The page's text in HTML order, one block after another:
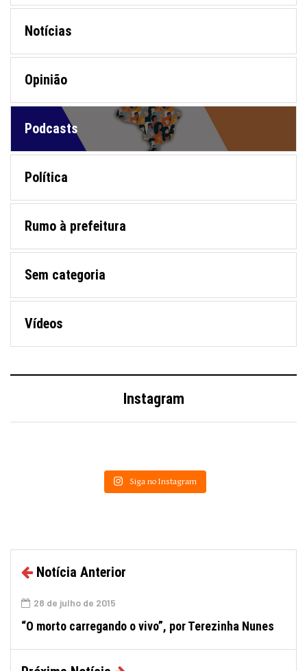
Notícias
Opinião
Podcasts
Política
Rumo à prefeitura
Sem categoria
Vídeos
Instagram
Siga no Instagram
Notícia Anterior
28 de julho de 2015
“O morto carregando o vivo”, por Terezinha Nunes